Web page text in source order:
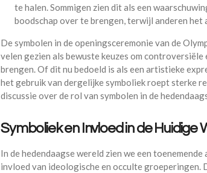
te halen. Sommigen zien dit als een
boodschap over te brengen, terwijl anderen het
De symbolen in de openingsceremonie van de
velen gezien als bewuste keuzes om
brengen. Of dit nu bedoeld is als een artistieke
het gebruik van dergelijke symboliek roept sterke
discussie over de rol van symbolen in de
Symboliek en Invloed in de Huidige
In de hedendaagse wereld zien we een
invloed van ideologische en occulte groeperingen.